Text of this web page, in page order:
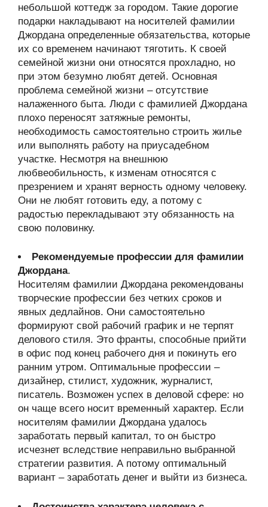
небольшой коттедж за городом. Такие дорогие
подарки накладывают на носителей фамилии
Джордана определенные обязательства, которые
их со временем начинают тяготить. К своей
семейной жизни они относятся прохладно, но
при этом безумно любят детей. Основная
проблема семейной жизни – отсутствие
налаженного быта. Люди с фамилией Джордана
плохо переносят затяжные ремонты,
необходимость самостоятельно строить жилье
или выполнять работу на приусадебном
участке. Несмотря на внешнюю
любвеобильность, к изменам относятся с
презрением и хранят верность одному человеку.
Они не любят готовить еду, а потому с
радостью перекладывают эту обязанность на
свою половинку.
Рекомендуемые профессии для фамилии
Джордана.
Носителям фамилии Джордана рекомендованы
творческие профессии без четких сроков и
явных дедлайнов. Они самостоятельно
формируют свой рабочий график и не терпят
делового стиля. Это франты, способные прийти
в офис под конец рабочего дня и покинуть его
ранним утром. Оптимальные профессии –
дизайнер, стилист, художник, журналист,
писатель. Возможен успех в деловой сфере: но
он чаще всего носит временный характер. Если
носителям фамилии Джордана удалось
заработать первый капитал, то он быстро
исчезнет вследствие неправильно выбранной
стратегии развития. А потому оптимальный
вариант – заработать денег и выйти из бизнеса.